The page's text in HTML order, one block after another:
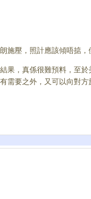
壓，照計應該傾唔掂，
果，真係很難預料，至
需要之外，又可以向對方